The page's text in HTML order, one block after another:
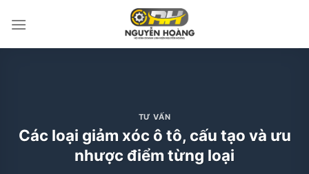
qua
TƯ VẤN
Các loại giảm xóc ô tô, cấu tạo và ưu
nhược điểm từng loại